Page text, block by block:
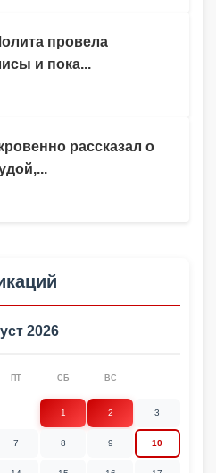
рассказал о
провела
и пока...
2026
ПТ СБ ВС
1 2 3
7 8 9 10